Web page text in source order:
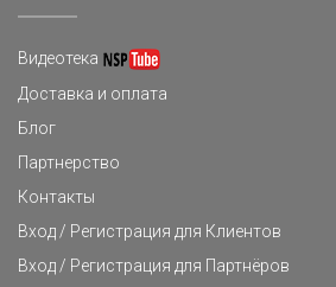
Видеотека
Доставка и оплата
Блог
Партнерство
Контакты
Вход / Регистрация для Клиентов
Вход / Регистрация для Партнёров